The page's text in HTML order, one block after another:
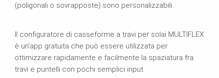
(poligonali o sovrapposte) sono personalizzabili.
Il configuratore di casseforme a travi per solai MULTIFLEX
è un'app gratuita che può essere utilizzata per
ottimizzare rapidamente e facilmente la spaziatura fra
travi e puntelli con pochi semplici input.